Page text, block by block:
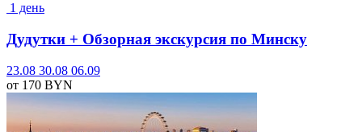
1 день
Дудутки + Обзорная экскурсия по Минску
23.08 30.08 06.09
от 170 BYN